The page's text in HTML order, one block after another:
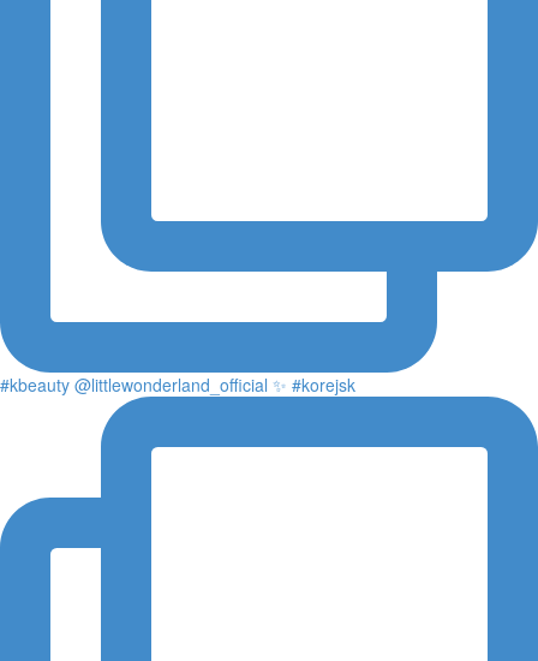
#kbeauty @littlewonderland_official ✨ #korejsk